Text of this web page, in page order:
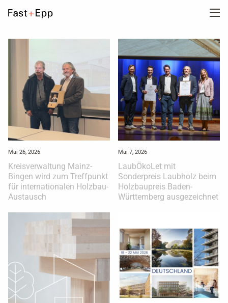
PORTFOLIO
NEWS
KARRIERE
KONTAKT
Mai 26, 2026
Kreisverwaltung Mainz-
Bingen wird zum Treffpunkt
für internationalen Holzbau-
Austausch
Mai 7, 2026
LaubÖkoLet mit
Sonderpreis Laubholz beim
Holzbaupreis Baden-
Württemberg ausgezeichnet